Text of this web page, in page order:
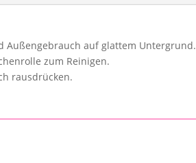
auf glattem Untergrund.
zum Reinigen.
rausdrücken.